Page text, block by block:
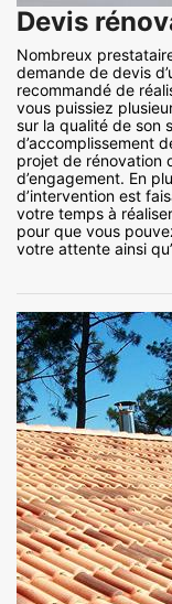
Devis
Nombreux
demande de devis
recommandé de
vous puissiez
sur la qualité de son
d’accomplissement
projet de rénovation
d’engagement. En
d’intervention est
votre temps à
pour que vous
votre attente ainsi